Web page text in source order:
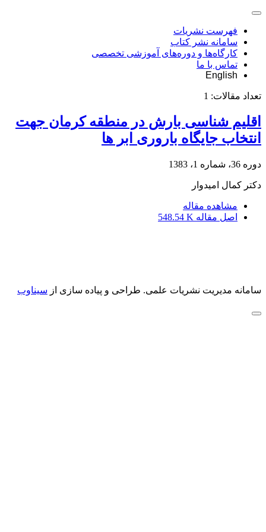
فهرست نشریات
سامانه نشر کتاب
کارگاه‌ها و دوره‌های آموزشی تخصصی
تماس با ما
English
تعداد مقالات: 1
اقلیم شناسی بارش در منطقه کرمان جهت
انتخاب جایگاه باروری ابر ها
دوره 36، شماره 1، 1383
دکتر کمال امیدوار
مشاهده مقاله
اصل مقاله 548.54 K
سامانه مدیریت نشریات علمی. طراحی و پیاده سازی از سیناوب